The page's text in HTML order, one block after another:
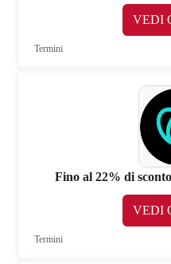
VEDI
Termini
Fino al 22% di
VEDI
Termini